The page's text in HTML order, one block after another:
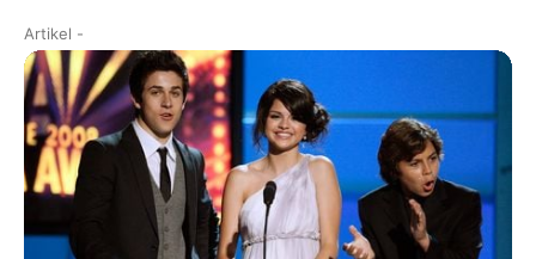
Artikel -